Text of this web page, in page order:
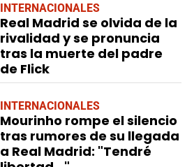
INTERNACIONALES
Real Madrid se olvida de la
rivalidad y se pronuncia
tras la muerte del padre
de Flick
INTERNACIONALES
Mourinho rompe el silencio
tras rumores de su llegada
a Real Madrid: "Tendré